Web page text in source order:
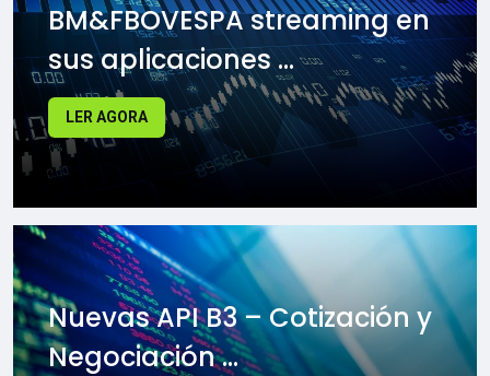
BM&FBOVESPA streaming en
sus aplicaciones ...
LER AGORA
Nuevas API B3 – Cotización y
Negociación ...